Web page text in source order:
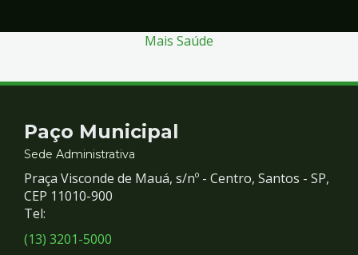
Mais Saúde
Contato
e
Redes
Sociais
Paço Municipal
Sede Administrativa
Praça Visconde de Mauá, s/nº - Centro, Santos - SP,
CEP 11010-900
Tel:
(13) 3201-5000